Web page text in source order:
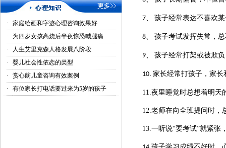
·
家庭绘画和字迹心理咨询效果好
·
为四岁女孩高烧后半夜惊恐喊腿痛
·
人生艾里克森人格发展八阶段
·
婴儿社会性依恋的类型
·
赏心舫儿童咨询有效案例
·
有位家长打电话要过来为5岁的孩子
7、 孩子经常表达不喜欢
8、 孩子考试发挥失常，
9、 孩子经常打架或被欺
10. 家长经常打孩子，家
11.夜里睡觉时总想着明天
12.老师在向全班提问时，
13.一听说“要考试”就紧张